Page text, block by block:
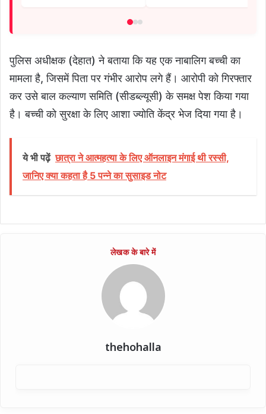
पुलिस अधीक्षक (देहात) ने बताया कि यह एक नाबालिग बच्ची का
मामला है, जिसमें पिता पर गंभीर आरोप लगे हैं। आरोपी को गिरफ्तार
कर उसे बाल कल्याण समिति (सीडब्ल्यूसी) के समक्ष पेश किया गया
है। बच्ची को सुरक्षा के लिए आशा ज्योति केंद्र भेज दिया गया है।
ये भी पढ़ें छात्रा ने आत्महत्या के लिए ऑनलाइन मंगाई थी रस्सी,
जानिए क्या कहता है 5 पन्ने का सुसाइड नोट
thehohalla